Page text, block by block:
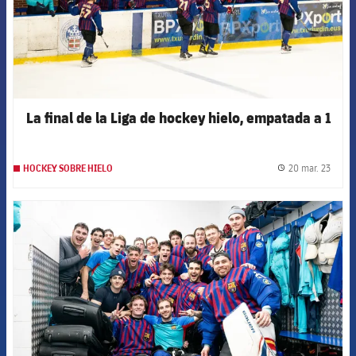
La final de la Liga de hockey hielo, empatada a 1
HOCKEY SOBRE HIELO 20 mar. 23
FCB Barcelona badge